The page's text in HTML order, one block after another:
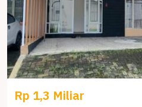
Rp 1,3 Miliar